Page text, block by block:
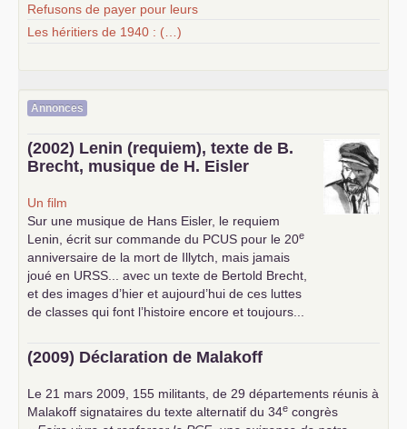
Refusons de payer pour leurs
Les héritiers de 1940 : (…)
Annonces
(2002) Lenin (requiem), texte de B.
Brecht, musique de H. Eisler
Un film
Sur une musique de Hans Eisler, le requiem
Lenin, écrit sur commande du PCUS pour le 20e
anniversaire de la mort de Illytch, mais jamais
joué en URSS ... avec un texte de Bertold Brecht,
et des images d’hier et aujourd’hui de ces luttes
de classes qui font l’histoire encore et toujours...
(2009) Déclaration de Malakoff
Le 21 mars 2009, 155 militants, de 29 départements réunis à
Malakoff signataires du texte alternatif du 34e congrès